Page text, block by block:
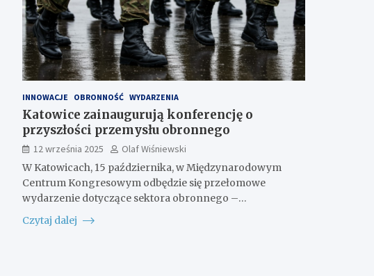
INNOWACJE OBRONNOŚĆ WYDARZENIA
Katowice zainaugurują konferencję o
przyszłości przemysłu obronnego
12 września 2025
Olaf Wiśniewski
W Katowicach, 15 października, w Międzynarodowym
Centrum Kongresowym odbędzie się przełomowe
wydarzenie dotyczące sektora obronnego –…
Czytaj dalej